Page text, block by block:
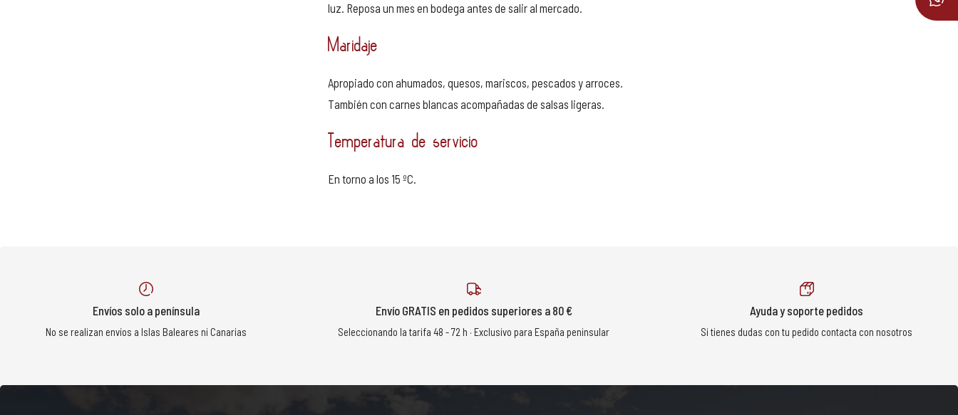
luz. Reposa un mes en bodega antes de salir al mercado.
Maridaje
Apropiado con ahumados, quesos, mariscos, pescados y arroces.
También con carnes blancas acompañadas de salsas ligeras.
Temperatura de servicio
En torno a los 15 ºC.
Envíos solo a península
No se realizan envíos a Islas Baleares ni Canarias
Envío GRATIS en pedidos superiores a 80 €
Seleccionando la tarifa 48 - 72 h · Exclusivo para España peninsular
Ayuda y soporte pedidos
Si tienes dudas con tu pedido contacta con nosotros